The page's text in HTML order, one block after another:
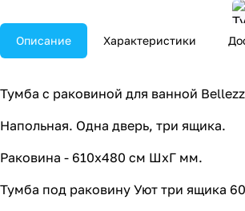
Описание Характеристики
Тумба с раковиной для ванной
Напольная. Одна дверь, три ящика.
Раковина - 610х480 см ШхГ мм.
Тумба под раковину Уют три ящика